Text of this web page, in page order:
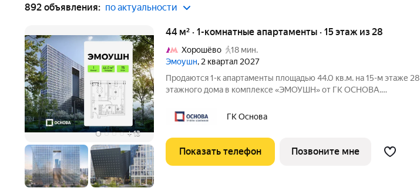
892 объявления: по актуальности
+13
44 м² · 1-комнатные апартаменты · 15 этаж из 28
Хорошёво
18 мин.
Эмоушн, 2 квартал 2027
Продаются 1-к апартаменты площадью 44.0 кв.м. на 15-м этаже 28
этажного дома в комплексе «ЭМОУШН» от ГК ОСНОВА.
бизнес-класса в престижном районе Хорошёво-Мнёвники (СЗАО),
новый выразительный акцент
ГК Основа
Показать телефон Позвоните мне